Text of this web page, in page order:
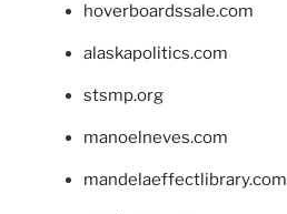
hoverboardssale.com
alaskapolitics.com
stsmp.org
manoelneves.com
mandelaeffectlibrary.com